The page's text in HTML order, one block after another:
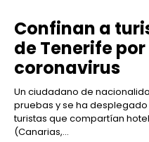
Confinan a
de Tenerife
coronavirus
Un ciudadano de
pruebas y se ha
turistas que compartían
(Canarias,...